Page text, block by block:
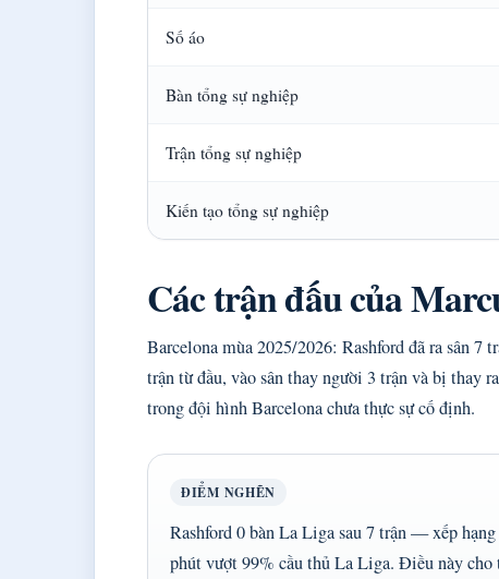
Số áo
Bàn tổng sự nghiệp
Trận tổng sự nghiệp
Kiến tạo tổng sự nghiệp
Các trận đấu của
Barcelona mùa 2025/2026: Rashford đã ra sân
trận từ đầu, vào sân thay người 3 trận và bị thay
trong đội hình Barcelona chưa thực sự cố định.
ĐIỂM NGHẼN
Rashford 0 bàn La Liga sau 7 trận — xếp
phút vượt 99% cầu thủ La Liga. Điều này cho